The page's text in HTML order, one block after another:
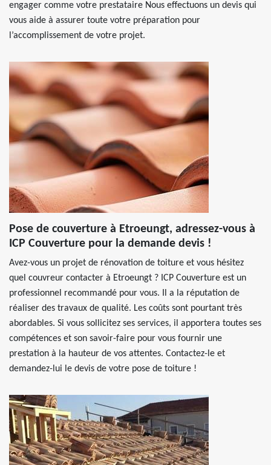
engager comme votre prestataire Nous effectuons un devis qui
vous aide à assurer toute votre préparation pour
l’accomplissement de votre projet.
Pose de couverture à Etroeungt, adressez-vous à
ICP Couverture pour la demande devis !
Avez-vous un projet de rénovation de toiture et vous hésitez
quel couvreur contacter à Etroeungt ? ICP Couverture est un
professionnel recommandé pour vous. Il a la réputation de
réaliser des travaux de qualité. Les coûts sont pourtant très
abordables. Si vous sollicitez ses services, il apportera toutes ses
compétences et son savoir-faire pour vous fournir une
prestation à la hauteur de vos attentes. Contactez-le et
demandez-lui le devis de votre pose de toiture !